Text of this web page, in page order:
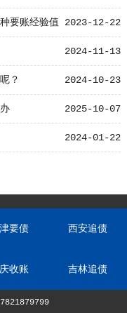
2023-12-22
要账经验值
2024-11-13
2024-10-23
？
2025-10-07
2024-01-22
要债 西安追债
收账 吉林追债